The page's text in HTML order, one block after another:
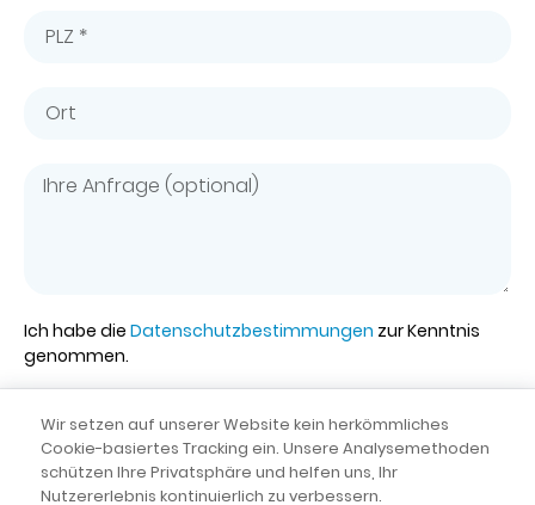
Ich habe die Datenschutzbestimmungen zur Kenntnis
genommen.
Senden
Wir setzen auf unserer Website kein herkömmliches
Cookie-basiertes Tracking ein. Unsere Analysemethoden
schützen Ihre Privatsphäre und helfen uns, Ihr
Nutzererlebnis kontinuierlich zu verbessern.